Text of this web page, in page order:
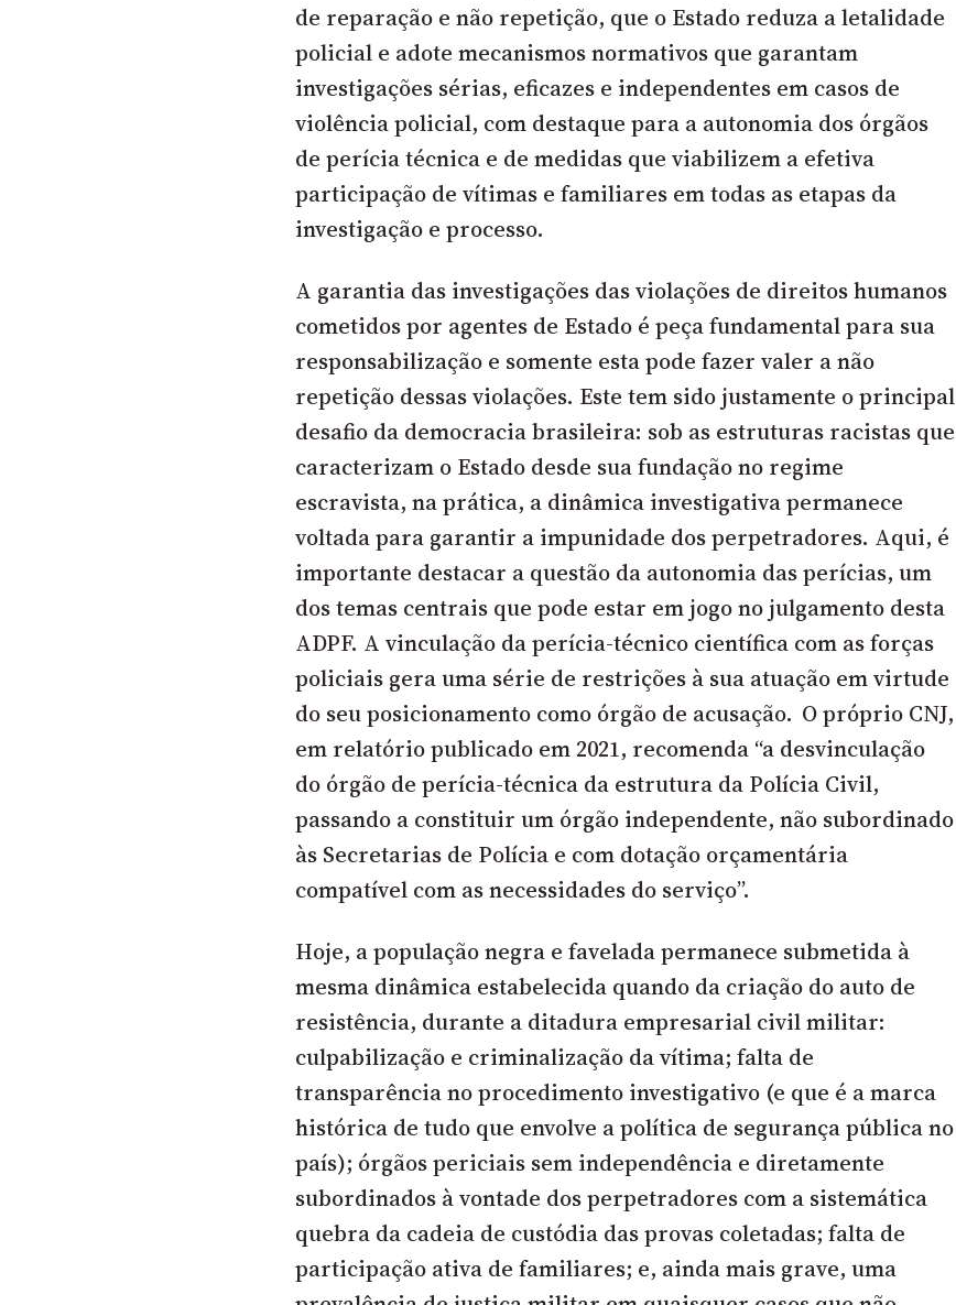
de reparação e não repetição, que o Estado reduza a letalidade
policial e adote mecanismos normativos que garantam
investigações sérias, eficazes e independentes em casos de
violência policial, com destaque para a autonomia dos órgãos
de perícia técnica e de medidas que viabilizem a efetiva
participação de vítimas e familiares em todas as etapas da
investigação e processo.
A garantia das investigações das violações de direitos humanos
cometidos por agentes de Estado é peça fundamental para sua
responsabilização e somente esta pode fazer valer a não
repetição dessas violações. Este tem sido justamente o principal
desafio da democracia brasileira: sob as estruturas racistas que
caracterizam o Estado desde sua fundação no regime
escravista, na prática, a dinâmica investigativa permanece
voltada para garantir a impunidade dos perpetradores. Aqui, é
importante destacar a questão da autonomia das perícias, um
dos temas centrais que pode estar em jogo no julgamento desta
ADPF. A vinculação da perícia-técnico científica com as forças
policiais gera uma série de restrições à sua atuação em virtude
do seu posicionamento como órgão de acusação. O próprio CNJ,
em relatório publicado em 2021, recomenda “a desvinculação
do órgão de perícia-técnica da estrutura da Polícia Civil,
passando a constituir um órgão independente, não subordinado
às Secretarias de Polícia e com dotação orçamentária
compatível com as necessidades do serviço”.
Hoje, a população negra e favelada permanece submetida à
mesma dinâmica estabelecida quando da criação do auto de
resistência, durante a ditadura empresarial civil militar:
culpabilização e criminalização da vítima; falta de
transparência no procedimento investigativo (e que é a marca
histórica de tudo que envolve a política de segurança pública no
país); órgãos periciais sem independência e diretamente
subordinados à vontade dos perpetradores com a sistemática
quebra da cadeia de custódia das provas coletadas; falta de
participação ativa de familiares; e, ainda mais grave, uma